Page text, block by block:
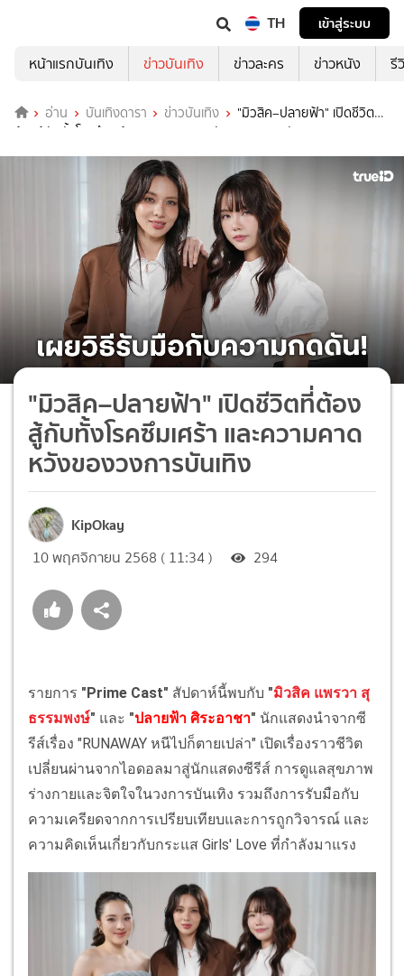
TH
เข้าสู่ระบบ
หน้าแรกบันเทิง
ข่าวบันเทิง ข่าวละคร ข่าวหนัง รี
อ่าน บันเทิงดารา ข่าวบันเทิง
"มิวสิค–ปลายฟ้า" เปิดชีวิตที่
ต้องสู้กับทั้งโรคซึมเศร้า และความคาดหวังของวงการบันเทิง
"มิวสิค–ปลายฟ้า" เปิดชีวิตที่ต้อง
สู้กับทั้งโรคซึมเศร้า และความคาด
หวังของวงการบันเทิง
KipOkay
10 พฤศจิกายน 2568 ( 11:34 ) 294
รายการ "Prime Cast" สัปดาห์นี้พบกับ "มิวสิค แพรวา สุ
ธรรมพงษ์" และ "ปลายฟ้า ศิระอาชา" นักแสดงนำจากซี
รีส์เรื่อง "RUNAWAY หนีไปก็ตายเปล่า" เปิดเรื่องราวชีวิต
เปลี่ยนผ่านจากไอดอลมาสู่นักแสดงซีรีส์ การดูแลสุขภาพ
ร่างกายและจิตใจในวงการบันเทิง รวมถึงการรับมือกับ
ความเครียดจากการเปรียบเทียบและการถูกวิจารณ์ และ
ความคิดเห็นเกี่ยวกับกระแส Girls' Love ที่กำลังมาแรง